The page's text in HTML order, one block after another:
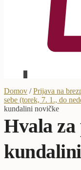
Domov /Prijava na
sebe (torek, 7. 1., do
kundalini novičke
Hvala